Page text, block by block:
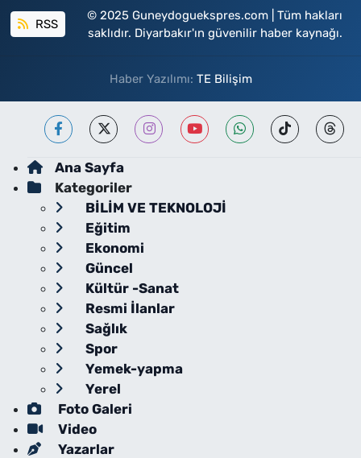
RSS
© 2025 Guneydoguekspres.com | Tüm hakları
saklıdır. Diyarbakır'ın güvenilir haber kaynağı.
Haber Yazılımı: TE Bilişim
Ana Sayfa
Kategoriler
BİLİM VE TEKNOLOJİ
Eğitim
Ekonomi
Güncel
Kültür -Sanat
Resmi İlanlar
Sağlık
Spor
Yemek-yapma
Yerel
Foto Galeri
Video
Yazarlar